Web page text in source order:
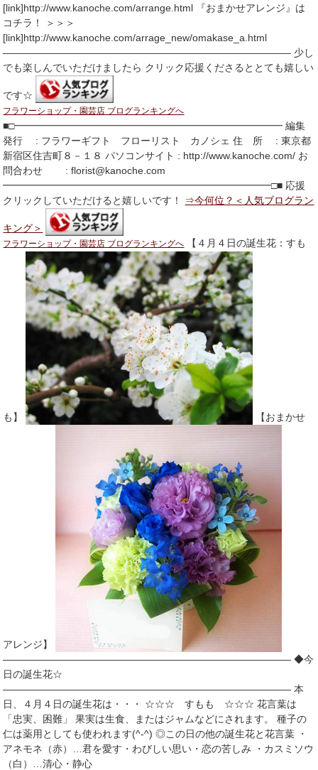
[link]http://www.kanoche.com/arrange.html 『おまかせアレンジ』は
コチラ！ ＞＞＞
[link]http://www.kanoche.com/arrage_new/omakase_a.html
――――――――――――――――――――――――――――― 少し
でも楽しんでいただけましたら クリック応援くださるととても嬉しい
です☆
フラワーショップ・園芸店 ブログランキングへ
■□━━━━━━━━━━━━━━━━━━━━━━━━━━━ 編集
発行 : フラワーギフト フローリスト カノシェ 住 所 : 東京都
新宿区住吉町８－１８ パソコンサイト : http://www.kanoche.com/ お
問合わせ : florist@kanoche.com
━━━━━━━━━━━━━━━━━━━━━━━━━━━□■ 応援
クリックしていただけると嬉しいです！ ⇒今何位？＜人気ブログラン
キング＞
フラワーショップ・園芸店 ブログランキングへ 【４月４日の誕生花：すも
も】 【おまかせ
アレンジ】
――――――――――――――――――――――――――――― ◆今
日の誕生花☆
――――――――――――――――――――――――――――― 本
日、４月４日の誕生花は・・・ ☆☆☆ すもも ☆☆☆ 花言葉は
「忠実、困難」 果実は生食、またはジャムなどにされます。 種子の
仁は薬用としても使われます(^-^) ◎この日の他の誕生花と花言葉 ・
アネモネ（赤）…君を愛す・わびしい思い・恋の苦しみ ・カスミソウ
（白）…清心・静心